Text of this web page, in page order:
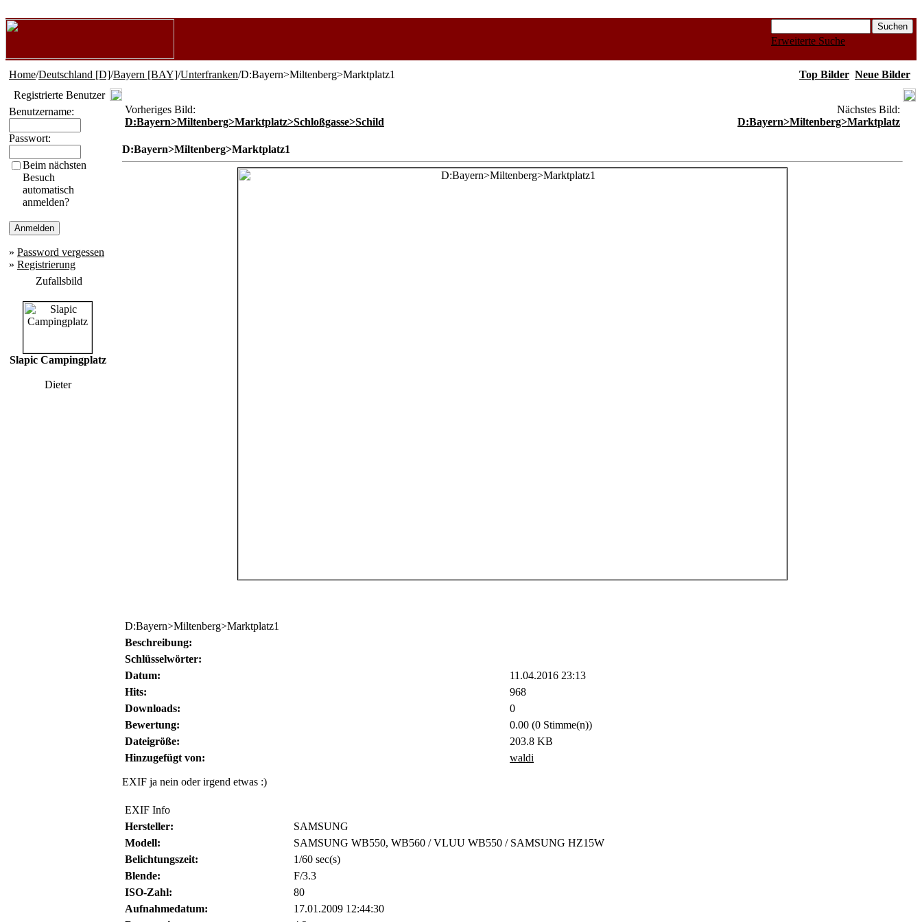
Erweiterte Suche
Home/Deutschland [D]/Bayern [BAY]/Unterfranken/D:Bayern>Miltenberg>Marktplatz1 Top Bilder Neue Bilder
Registrierte Benutzer
Benutzername:
Passwort:
Beim nächsten
Besuch
automatisch
anmelden?
» Password vergessen
» Registrierung
Zufallsbild
Slapic Campingplatz
Dieter
Vorheriges Bild:
D:Bayern>Miltenberg>Marktplatz>Schloßgasse>Schild
Nächstes Bild:
D:Bayern>Miltenberg>Marktplatz
D:Bayern>Miltenberg>Marktplatz1
D:Bayern>Miltenberg>Marktplatz1
Beschreibung:
Schlüsselwörter:
Datum:
11.04.2016 23:13
Hits:
968
Downloads:
0
Bewertung:
0.00 (0 Stimme(n))
Dateigröße:
203.8 KB
Hinzugefügt von:
waldi
EXIF ja nein oder irgend etwas :)
EXIF Info
Hersteller:
SAMSUNG
Modell:
SAMSUNG WB550, WB560 / VLUU WB550 / SAMSUNG HZ15W
Belichtungszeit:
1/60 sec(s)
Blende:
F/3.3
ISO-Zahl:
80
Aufnahmedatum:
17.01.2009 12:44:30